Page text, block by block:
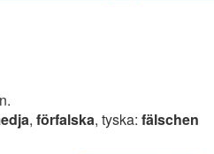
, förfalska, tyska: fälschen